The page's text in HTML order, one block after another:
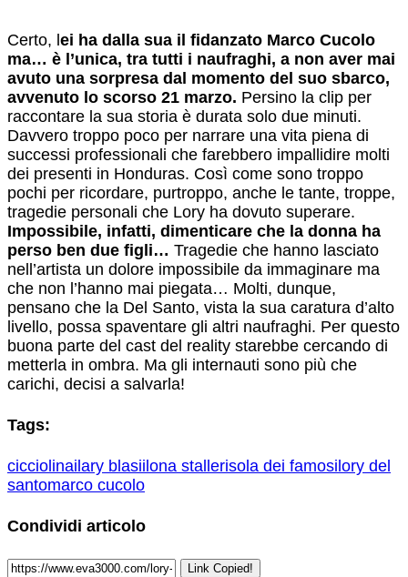
Certo, lei ha dalla sua il fidanzato Marco Cucolo
ma… è l’unica, tra tutti i naufraghi, a non aver mai
avuto una sorpresa dal momento del suo sbarco,
avvenuto lo scorso 21 marzo. Persino la clip per
raccontare la sua storia è durata solo due minuti.
Davvero troppo poco per narrare una vita piena di
successi professionali che farebbero impallidire molti
dei presenti in Honduras. Così come sono troppo
pochi per ricordare, purtroppo, anche le tante, troppe,
tragedie personali che Lory ha dovuto superare.
Impossibile, infatti, dimenticare che la donna ha
perso ben due figli… Tragedie che hanno lasciato
nell’artista un dolore impossibile da immaginare ma
che non l’hanno mai piegata… Molti, dunque,
pensano che la Del Santo, vista la sua caratura d’alto
livello, possa spaventare gli altri naufraghi. Per questo
buona parte del cast del reality starebbe cercando di
metterla in ombra. Ma gli internauti sono più che
carichi, decisi a salvarla!
Tags:
cicciolinailary blasiilona stallerisola dei famosilory del
santomarco cucolo
Condividi articolo
Link Copied!